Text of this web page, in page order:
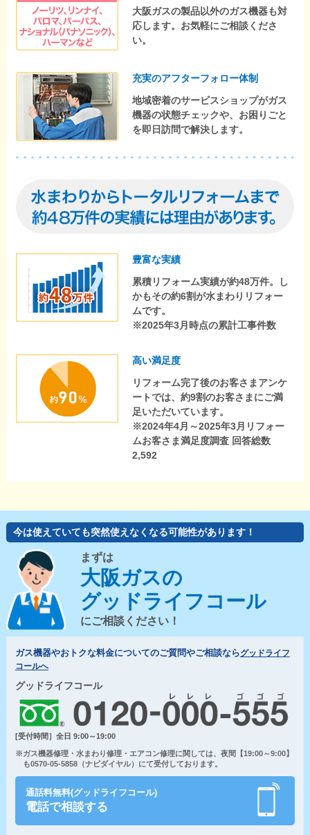
大阪ガスの製品以外のガス機器も対
応します。お気軽にご相談くださ
い。
充実のアフターフォロー体制
地域密着のサービスショップがガス
機器の状態チェックや、お困りごと
を即日訪問で解決します。
豊富な実績
累積リフォーム実績が約48万件。し
かもその約6割が水まわりリフォー
ムです。
※2025年3月時点の累計工事件数
高い満足度
リフォーム完了後のお客さまアンケ
ートでは、約9割のお客さまにご満
足いただいています。
※2024年4月～2025年3月リフォー
ムお客さま満足度調査 回答総数
2,592
今は使えていても突然使えなくなる可能性があります！
まずは
大阪ガスの
グッドライフコール
にご相談ください！
ガス機器やおトクな料金についてのご質問やご相談ならグッドライフ
コールへ
グッドライフコール
[受付時間］全日 9:00～19:00
※ガス機器修理・水まわり修理・エアコン修理に関しては、夜間【19:00～9:00】
も0570-05-5858（ナビダイヤル）にて受付しております。
通話料無料(グッドライフコール)
電話で相談する